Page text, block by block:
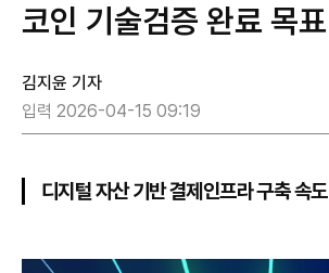
코인 기술검증 완료 목표
김지윤 기자
입력 2026-04-15 09:19
디지털 자산 기반 결제인프라 구축 속도